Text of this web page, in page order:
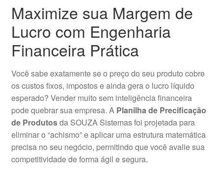
Maximize sua Margem de
Lucro com Engenharia
Financeira Prática
Você sabe exatamente se o preço do seu produto cobre
os custos fixos, impostos e ainda gera o lucro líquido
esperado? Vender muito sem inteligência financeira
pode quebrar sua empresa. A Planilha de Precificação
de Produtosda SOUZA Sistemas foi projetada para
eliminar o “achismo” e aplicar uma estrutura matemática
precisa no seu negócio, permitindo que você avalie sua
competitividade de forma ágil e segura.